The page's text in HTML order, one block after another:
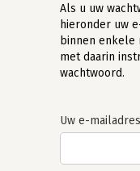
Als u uw
hieronder uw
binnen enkele
met daarin
wachtwoord.
Uw e-mailadres